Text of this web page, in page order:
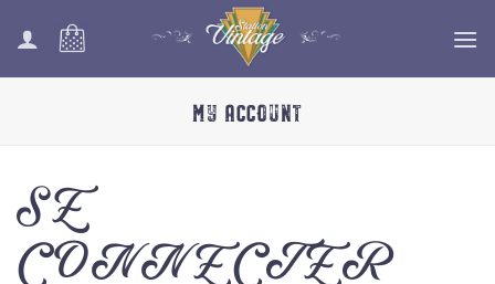
MY ACCOUNT
SE
CONNECTER